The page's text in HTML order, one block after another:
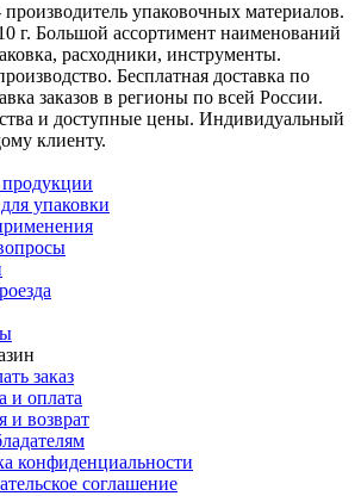
упаковочных материалов.
г. Большой ассортимент наименований
расходники, инструменты.
Бесплатная доставка по
заказов в регионы по всей России.
и доступные цены. Индивидуальный
клиенту.
упаковки
заказ
и оплата
и возврат
конфиденциальности
соглашение